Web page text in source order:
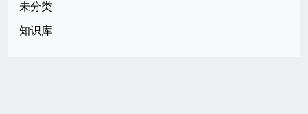
未分类
知识库